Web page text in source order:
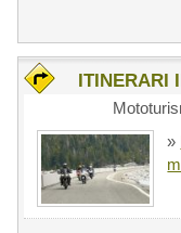
ITINERARI
»